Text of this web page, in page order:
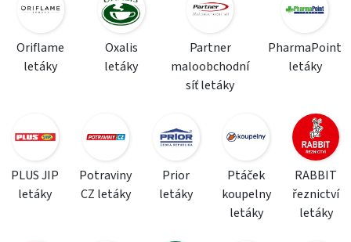
Oriflame
letáky
Oxalis
letáky
Partner
maloobchodní
síť letáky
PharmaPoint
letáky
PLUS JIP
letáky
Potraviny
CZ letáky
Prior
letáky
Ptáček
koupelny
letáky
RABBIT
řeznictví
letáky